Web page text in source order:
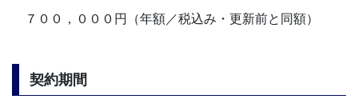
７００，０００円（年額／税込み・更新前と同額）
契約期間